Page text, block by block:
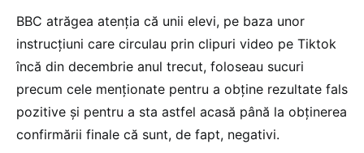
BBC atrăgea atenția că unii elevi, pe baza unor
instrucțiuni care circulau prin clipuri video pe Tiktok
încă din decembrie anul trecut, foloseau sucuri
precum cele menționate pentru a obține rezultate fals
pozitive și pentru a sta astfel acasă până la obținerea
confirmării finale că sunt, de fapt, negativi.